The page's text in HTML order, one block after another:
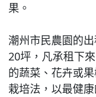
果。
潮州市民農園的
20坪，凡承租下
的蔬菜、花卉或
栽培法，以最健